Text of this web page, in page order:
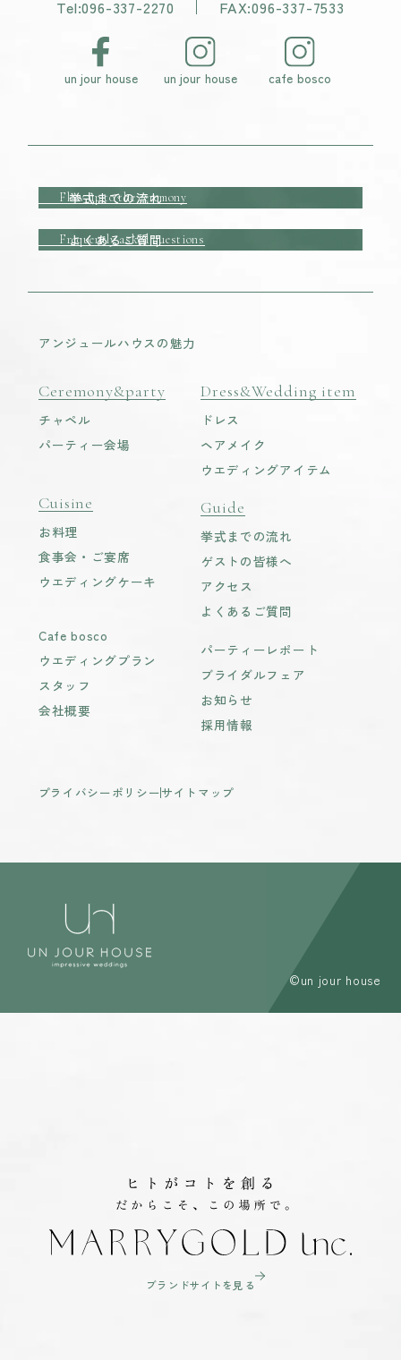
Tel:096-337-2270 FAX:096-337-7533
un jour house un jour house cafe bosco
挙式までの流れ
Flow up to the ceremony
よくあるご質問
Frequently asked questions
アンジュールハウスの魅力
Ceremony&party
チャペル
パーティー会場
Cuisine
お料理
食事会・ご宴席
ウエディングケーキ
Cafe bosco
ウエディングプラン
スタッフ
会社概要
Dress&Wedding item
ドレス
ヘアメイク
ウエディングアイテム
Guide
挙式までの流れ
ゲストの皆様へ
アクセス
よくあるご質問
パーティーレポート
ブライダルフェア
お知らせ
採用情報
プライバシーポリシーサイトマップ
©un jour house
ブランドサイトを見る